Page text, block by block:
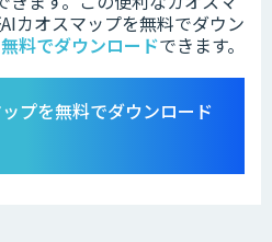
カオスマップを無料でダウン
無料でダウンロードできます。
プを無料でダウンロード